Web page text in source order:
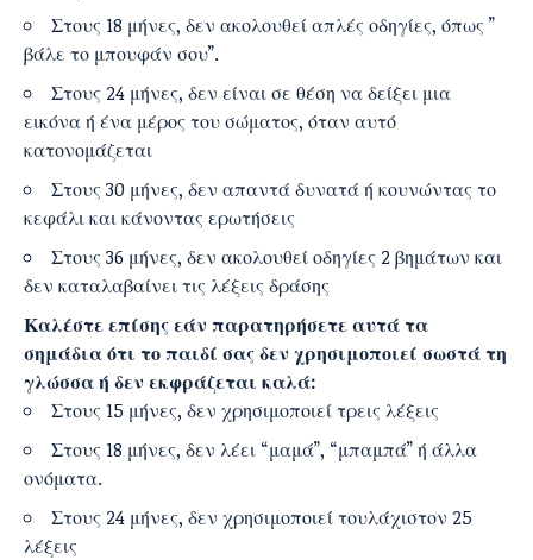
Στους 18 μήνες, δεν ακολουθεί απλές οδηγίες, όπως ”
βάλε το μπουφάν σου”.
Στους 24 μήνες, δεν είναι σε θέση να δείξει μια
εικόνα ή ένα μέρος του σώματος, όταν αυτό
κατονομάζεται
Στους 30 μήνες, δεν απαντά δυνατά ή κουνώντας το
κεφάλι και κάνοντας ερωτήσεις
Στους 36 μήνες, δεν ακολουθεί οδηγίες 2 βημάτων και
δεν καταλαβαίνει τις λέξεις δράσης
Καλέστε επίσης εάν παρατηρήσετε αυτά τα
σημάδια ότι το παιδί σας δεν χρησιμοποιεί σωστά τη
γλώσσα ή δεν εκφράζεται καλά:
Στους 15 μήνες, δεν χρησιμοποιεί τρεις λέξεις
Στους 18 μήνες, δεν λέει “μαμά”, “μπαμπά” ή άλλα
ονόματα.
Στους 24 μήνες, δεν χρησιμοποιεί τουλάχιστον 25
λέξεις